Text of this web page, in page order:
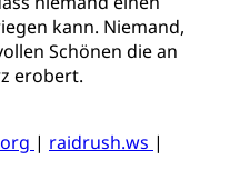
kann. Niemand,
Schönen die an
erobert.
| raidrush.ws |